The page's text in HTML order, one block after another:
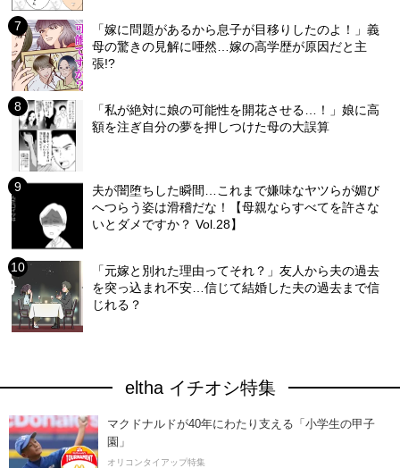
「嫁に問題があるから息子が目移りしたのよ！」義
母の驚きの見解に唖然…嫁の高学歴が原因だと主
張!?
「私が絶対に娘の可能性を開花させる…！」娘に高
額を注ぎ自分の夢を押しつけた母の大誤算
夫が闇堕ちした瞬間…これまで嫌味なヤツらが媚び
へつらう姿は滑稽だな！【母親ならすべてを許さな
いとダメですか？ Vol.28】
「元嫁と別れた理由ってそれ？」友人から夫の過去
を突っ込まれ不安…信じて結婚した夫の過去まで信
じれる？
eltha イチオシ特集
マクドナルドが40年にわたり支える「小学生の甲子
園」
オリコンタイアップ特集